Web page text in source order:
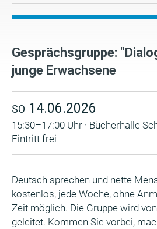
Gesprächsgruppe:
junge Erwachsene
SO 14.06.2026
15:30–17:00 Uhr · Bücherhalle
Eintritt frei
Deutsch sprechen und nette
kostenlos, jede Woche, ohne
Zeit möglich. Die Gruppe wird
geleitet. Kommen Sie vorbei,